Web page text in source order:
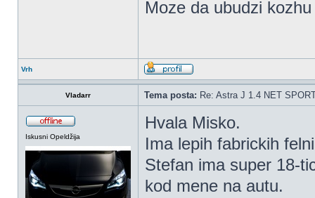
Moze da ubudzi
Vrh
Vladarr Tema posta: Re: Astra J 1.4 NET
Iskusni Opeldžija
Hvala Misko.
Ima lepih fabrickih
Stefan ima super 18-
kod mene na autu.